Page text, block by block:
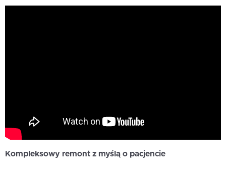
Kompleksowy remont z myślą o pacjencie